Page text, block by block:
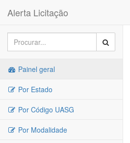
Alerta Licitação
Painel geral
Por Estado
Por Código UASG
Por Modalidade